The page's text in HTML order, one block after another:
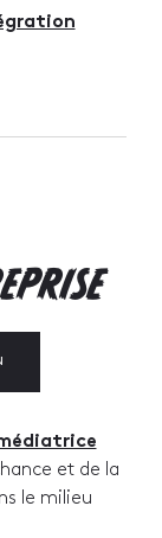
et de la
le milieu